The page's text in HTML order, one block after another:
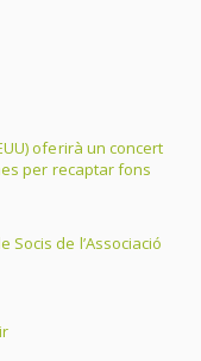
oferirà un concert
per recaptar fons
de l’Associació